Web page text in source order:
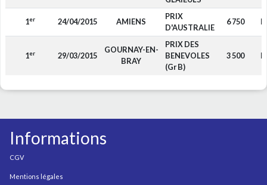
1er 24/04/2015 AMIENS
PRIX
D'AUSTRALIE
6 750
1er 29/03/2015
GOURNAY-EN-
BRAY
PRIX DES
BENEVOLES
(Gr B)
3 500
Informations
CGV
Mentions légales